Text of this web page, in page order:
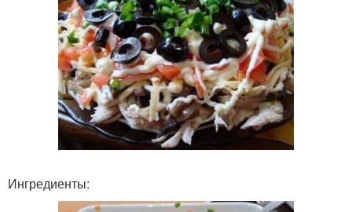
Ингредиенты: